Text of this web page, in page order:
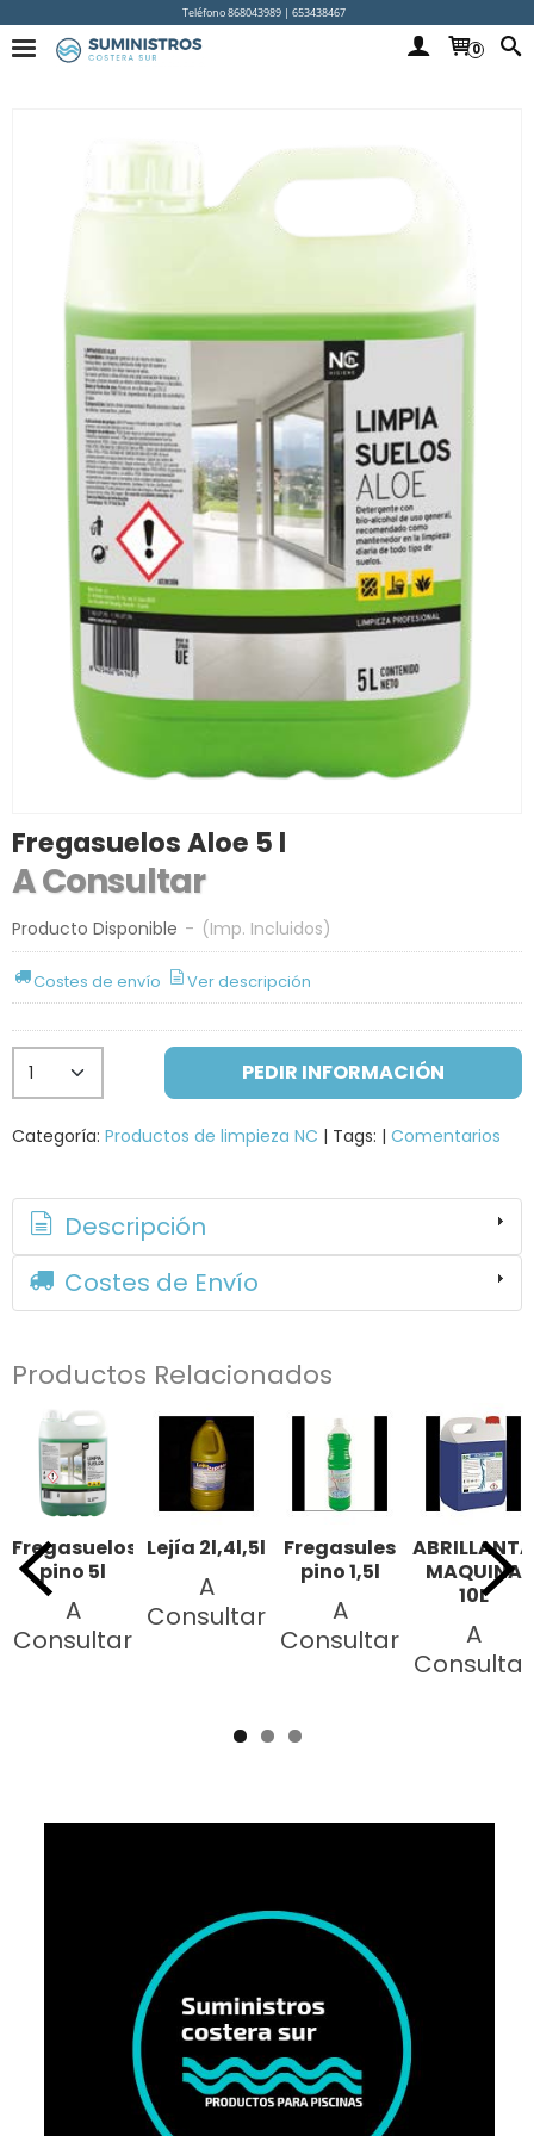
Teléfono 868043989 | 653438467
0
Fregasuelos Aloe 5 l
A Consultar
Producto Disponible - (Imp. Incluidos)
Costes de envío Ver descripción
PEDIR INFORMACIÓN
Categoría: Productos de limpieza NC | Tags: | Comentarios
Descripción
Costes de Envío
Productos Relacionados
Fregasuelos
pino 5l
A
Consultar
Lejía 2l,4l,5l
A
Consultar
Fregasules
pino 1,5l
A
Consultar
MAQUINA
10L
A
Consultar